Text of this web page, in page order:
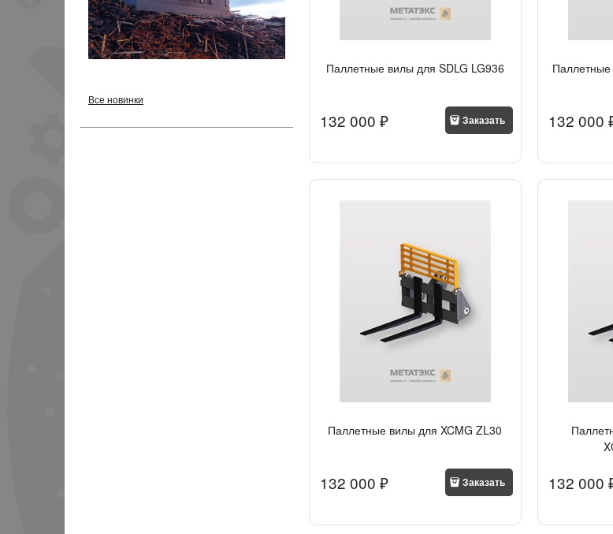
Все новинки
Паллетные вилы для SDLG LG936
132 000 ₽ Заказать
Паллетные
132 000
Паллетные вилы для XCMG ZL30
132 000 ₽ Заказать 132 000